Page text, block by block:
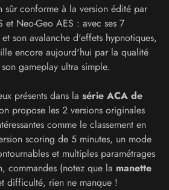
sûr conforme à la version édité par
et Neo-Geo AES : avec ses 7
et son avalanche d'effets hypnotiques,
encore aujourd'hui par la qualité
gameplay ultra simple.
présents dans la série ACA de
propose les 2 versions originales
comme le classement en
scoring de 5 minutes, un mode
et multiples paramétrages
(notez que la manette
difficulté, rien ne manque !